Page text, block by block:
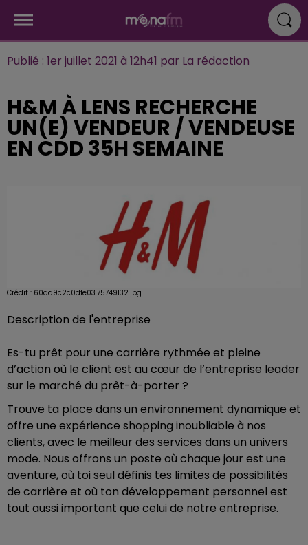
Publié : 1er juillet 2021 à 12h41 par La rédaction
H&M À LENS RECHERCHE
UN(E) VENDEUR / VENDEUSE
EN CDD 35H SEMAINE
Crédit : 60dd9c2c0dfe03.75749132.jpg
Description de l'entreprise
Es-tu prêt pour une carrière rythmée et pleine
d’action où le client est au cœur de l’entreprise leader
sur le marché du prêt-à-porter ?
Trouve ta place dans un environnement dynamique et
offre une expérience shopping inoubliable à nos
clients, avec le meilleur des services dans un univers
mode. Nous offrons un poste où chaque jour est une
aventure, où toi seul définis tes limites de possibilités
de carrière et où ton développement personnel est
tout aussi important que celui de notre entreprise.